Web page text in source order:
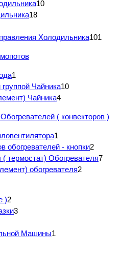
10
18
Холодильника101
1
группой Чайника10
Чайника4
( конвекторов )
1
обогревателей - кнопки2
термостат) Обогревателя7
обогревателя2
)2
3
Машины1